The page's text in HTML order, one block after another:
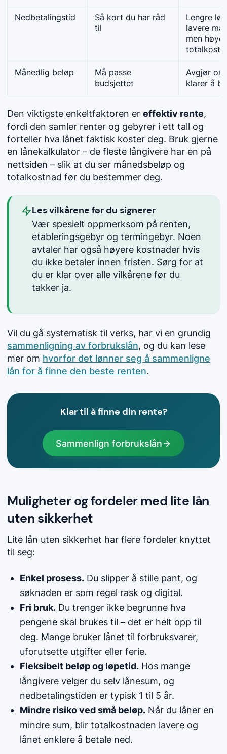
Nedbetalingstid
Så kort du har råd
til
Lengre
lavere
men
Månedlig beløp
Må passe
budsjettet
Avgjør
klarer å
Den viktigste enkeltfaktoren er effektiv rente,
fordi den samler renter og gebyrer i ett tall og
forteller hva lånet faktisk koster deg. Bruk gjerne
en lånekalkulator – de fleste långivere har en på
nettsiden – slik at du ser månedsbeløp og
totalkostnad før du bestemmer deg.
Les vilkårene før du signerer
Vær spesielt oppmerksom på renten,
etableringsgebyr og termingebyr. Noen
avtaler har også høyere kostnader hvis
du ikke betaler innen fristen. Sørg for at
du er klar over alle vilkårene før du
takker ja.
Vil du gå systematisk til verks, har vi en grundig
sammenligning av forbrukslån, og du kan lese
mer om hvorfor det lønner seg å sammenligne
lån for å finne den beste renten.
Klar til å finne din rente?
Sammenlign forbrukslån
Muligheter og fordeler med lite lån
uten sikkerhet
Lite lån uten sikkerhet har flere fordeler knyttet
til seg:
Enkel prosess. Du slipper å stille pant, og
søknaden er som regel rask og digital.
Fri bruk. Du trenger ikke begrunne hva
pengene skal brukes til – det er helt opp til
deg. Mange bruker lånet til forbruksvarer,
uforutsette utgifter eller ferie.
Fleksibelt beløp og løpetid. Hos mange
långivere velger du selv lånesum, og
nedbetalingstiden er typisk 1 til 5 år.
Mindre risiko ved små beløp. Når du låner en
mindre sum, blir totalkostnaden lavere og
lånet enklere å betale ned.